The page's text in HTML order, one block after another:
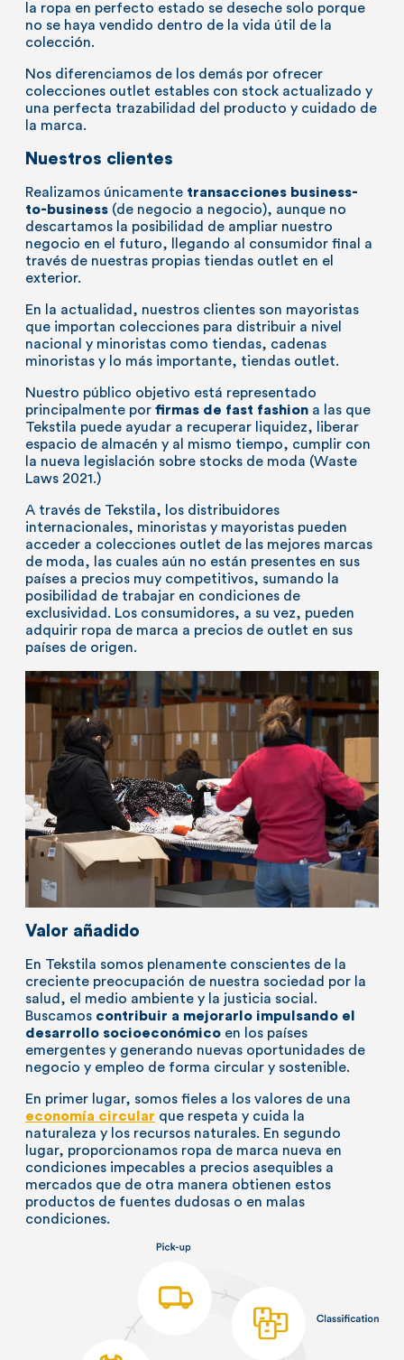
la ropa en perfecto estado se deseche solo porque
no se haya vendido dentro de la vida útil de la
colección.
Nos diferenciamos de los demás por ofrecer
colecciones outlet estables con stock actualizado y
una perfecta trazabilidad del producto y cuidado de
la marca.
Nuestros clientes
Realizamos únicamente transacciones business-
to-business (de negocio a negocio), aunque no
descartamos la posibilidad de ampliar nuestro
negocio en el futuro, llegando al consumidor final a
través de nuestras propias tiendas outlet en el
exterior.
En la actualidad, nuestros clientes son mayoristas
que importan colecciones para distribuir a nivel
nacional y minoristas como tiendas, cadenas
minoristas y lo más importante, tiendas outlet.
Nuestro público objetivo está representado
principalmente por firmas de fast fashion a las que
Tekstila puede ayudar a recuperar liquidez, liberar
espacio de almacén y al mismo tiempo, cumplir con
la nueva legislación sobre stocks de moda (Waste
Laws 2021.)
A través de Tekstila, los distribuidores
internacionales, minoristas y mayoristas pueden
acceder a colecciones outlet de las mejores marcas
de moda, las cuales aún no están presentes en sus
países a precios muy competitivos, sumando la
posibilidad de trabajar en condiciones de
exclusividad. Los consumidores, a su vez, pueden
adquirir ropa de marca a precios de outlet en sus
países de origen.
Valor añadido
En Tekstila somos plenamente conscientes de la
creciente preocupación de nuestra sociedad por la
salud, el medio ambiente y la justicia social.
Buscamos contribuir a mejorarlo impulsando el
desarrollo socioeconómico en los países
emergentes y generando nuevas oportunidades de
negocio y empleo de forma circular y sostenible.
En primer lugar, somos fieles a los valores de una
economía circular que respeta y cuida la
naturaleza y los recursos naturales. En segundo
lugar, proporcionamos ropa de marca nueva en
condiciones impecables a precios asequibles a
mercados que de otra manera obtienen estos
productos de fuentes dudosas o en malas
condiciones.